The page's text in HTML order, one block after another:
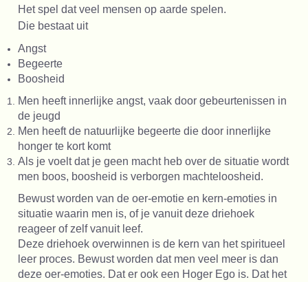
Het spel dat veel mensen op aarde spelen.
Die bestaat uit
Angst
Begeerte
Boosheid
Men heeft innerlijke angst, vaak door gebeurtenissen in
de jeugd
Men heeft de natuurlijke begeerte die door innerlijke
honger te kort komt
Als je voelt dat je geen macht heb over de situatie wordt
men boos, boosheid is verborgen machteloosheid.
Bewust worden van de oer-emotie en kern-emoties in
situatie waarin men is, of je vanuit deze driehoek
reageer of zelf vanuit leef.
Deze driehoek overwinnen is de kern van het spiritueel
leer proces. Bewust worden dat men veel meer is dan
deze oer-emoties. Dat er ook een Hoger Ego is. Dat het